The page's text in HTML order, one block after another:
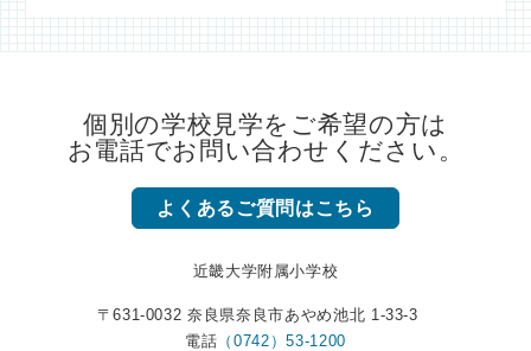
個別の学校見学をご希望の方は
お電話でお問い合わせください。
よくあるご質問はこちら
近畿大学附属小学校
〒631-0032 奈良県奈良市あやめ池北 1-33-3
電話 （0742）53-1200